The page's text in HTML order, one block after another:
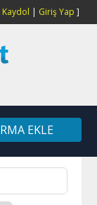
Kaydol | Giriş Yap ]
EKLE